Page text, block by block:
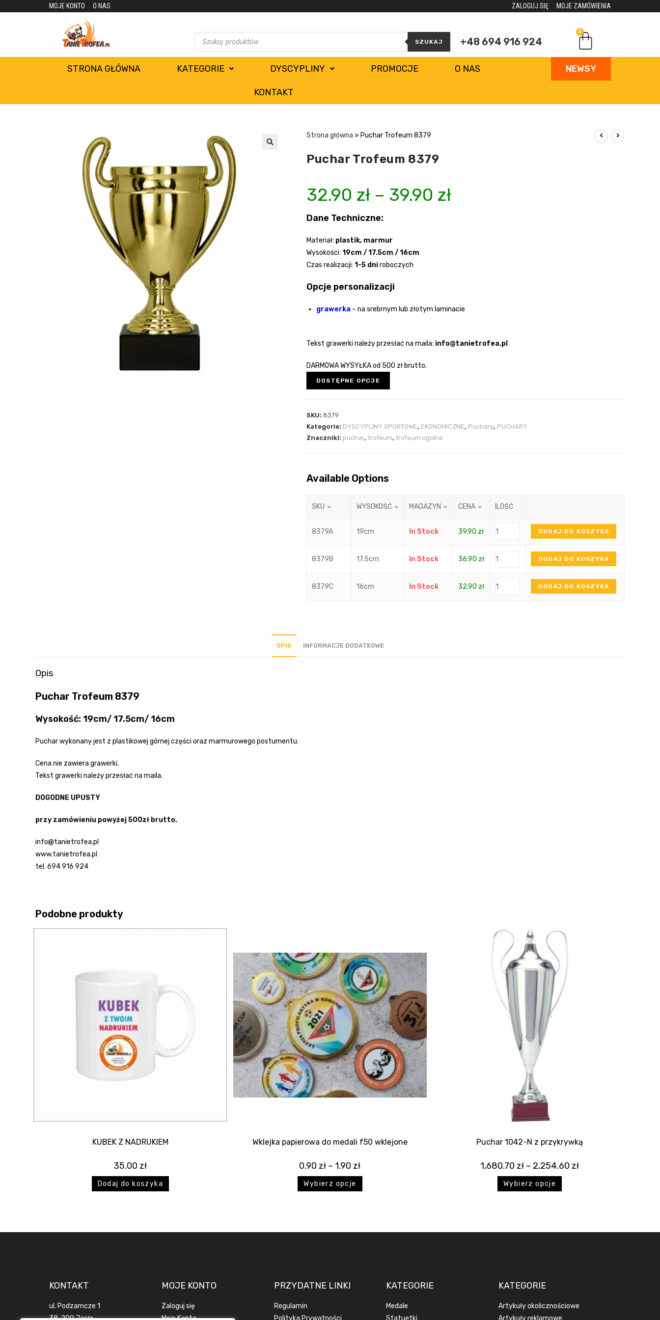
MOJE KONTO O NAS ZALOGUJ SIĘ MOJE ZAMÓWIENIA
SZUKAJ +48 694 916 924
0
STRONA GŁÓWNA KATEGORIE DYSCYPLINY PROMOCJE O NAS
KONTAKT
NEWSY
Strona główna » Puchar Trofeum 8379
Puchar Trofeum 8379
32.90 zł – 39.90 zł
Dane Techniczne:
Materiał: plastik, marmur
Wysokości: 19cm / 17.5cm / 16cm
Czas realizacji: 1-5 dniroboczych
Opcje personalizacji
grawerka – na srebrnym lub złotym laminacie
Tekst grawerki należy przesłać na maila: info@tanietrofea.pl
DARMOWA WYSYŁKA od 500 zł brutto.
DOSTĘPNE OPCJE
SKU: 8379
Kategorie: DYSCYPLINY SPORTOWE, EKONOMICZNE, Puchary, PUCHARY
Znaczniki: puchar, trofeum, trofeum ogólne
Available Options
SKU WYSOKOŚĆ MAGAZYN CENA ILOŚĆ
8379A 19cm In Stock 39.90 zł DODAJ DO KOSZYKA
8379B 17.5cm In Stock 36.90 zł DODAJ DO KOSZYKA
8379C 16cm In Stock 32.90 zł DODAJ DO KOSZYKA
OPIS INFORMACJE DODATKOWE
Opis
Puchar Trofeum 8379
Wysokość: 19cm/ 17.5cm/ 16cm
Puchar wykonany jest z plastikowej górnej części oraz marmurowego postumentu.
Cena nie zawiera grawerki.
Tekst grawerki należy przesłać na maila.
DOGODNE UPUSTY
przy zamówieniu powyżej 500zł brutto.
info@tanietrofea.pl
www.tanietrofea.pl
tel. 694 916 924
Podobne produkty
KUBEK Z NADRUKIEM
35.00 zł
Dodaj do koszyka
Wklejka papierowa do medali f50 wklejone
0.90 zł – 1.90 zł
Wybierz opcje
Puchar 1042-N z przykrywką
1,680.70 zł – 2,254.60 zł
Wybierz opcje
KONTAKT
ul. Podzamcze 1
38-200 Jasło
MOJE KONTO
Zaloguj się
Moje Konto
PRZYDATNE LINKI
Regulamin
Polityka Prywatności
KATEGORIE
Medale
Statuetki
KATEGORIE
Artykuły okolicznościowe
Artykuły reklamowe